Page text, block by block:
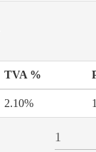
TVA %
2.10%